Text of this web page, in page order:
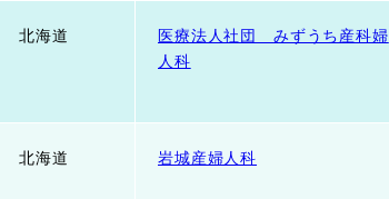
北海道
医療法人社団 みずうち産科婦
人科
北海道 岩城産婦人科